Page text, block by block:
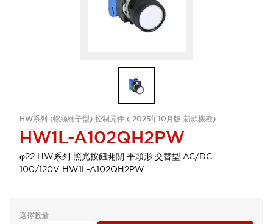
HW系列 (螺絲端子型) 控制元件 ( 2025年10月版 新款機種)
HW1L-A102QH2PW
φ22 HW系列 照光按鈕開關 平頭形 交替型 AC/DC
100/120V HW1L-A102QH2PW
選擇數量